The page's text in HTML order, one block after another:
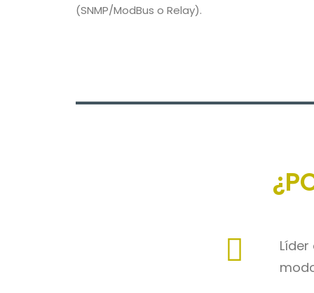
(SNMP/ModBus o Relay).